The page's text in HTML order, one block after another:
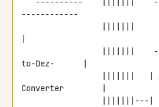
------------
|
to-Dez-      |
Converter        |